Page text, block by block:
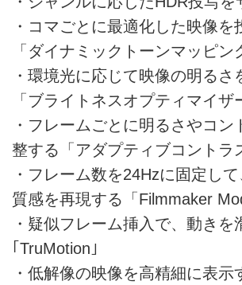
・コマごとに最適化した映像を
「ダイナミックトーンマッピン
・環境光に応じて映像の明るさ
「ブライトネスオプティマイザ
・フレームごとに明るさやコン
整する「アダプティブコントラ
・フレーム数を24Hzに固定し
質感を再現する「Filmmaker
・疑似フレーム挿入で、動きを
｢TruMotion｣
・低解像の映像を高精細に表示